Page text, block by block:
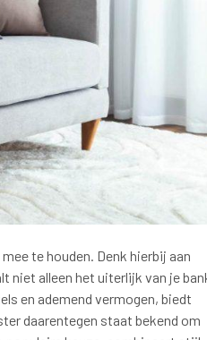
te houden. Denk hierbij aan
niet alleen het uiterlijk van je
en ademend vermogen, biedt
daarentegen staat bekend om